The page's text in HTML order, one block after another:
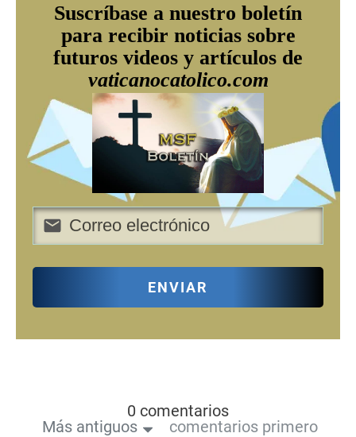
Suscríbase a nuestro boletín
para recibir noticias sobre
futuros videos y artículos de
vaticanocatolico.com
ENVIAR
0 comentarios
Más antiguos
comentarios primero